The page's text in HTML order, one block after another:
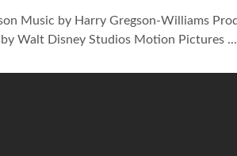
Music by Harry Gregson-Williams
Walt Disney Studios Motion Pictures ...